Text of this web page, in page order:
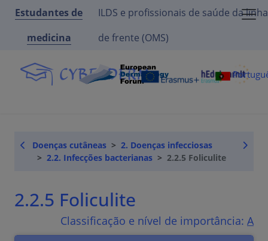
Estudantes de
medicina
ILDS e profissionais de saúde da linha
de frente (OMS)
Doenças cutâneas
2. Doenças infecciosas
2.2. Infecções bacterianas
2.2.5 Foliculite
2.2.5 Foliculite
Classificação e nível de importância: A